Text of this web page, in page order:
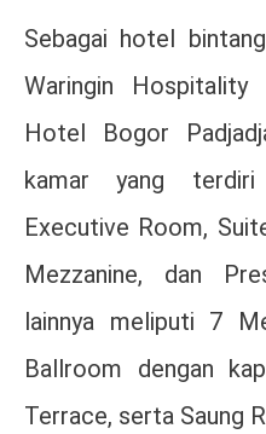
Sebagai hotel
Waringin
Hotel Bogor
kamar yang
Executive Room,
Mezzanine, dan
lainnya meliputi 7
Ballroom dengan
Terrace, serta Saung